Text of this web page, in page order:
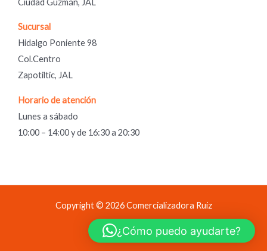
Sucursal
Hidalgo Poniente 98
Col.Centro
Zapotiltic, JAL
Horario de atención
Lunes a sábado
10:00 – 14:00 y de 16:30 a 20:30
Copyright © 2026 Comercializadora Ruiz
Comercializadora Ruiz
¿Cómo puedo ayudarte?